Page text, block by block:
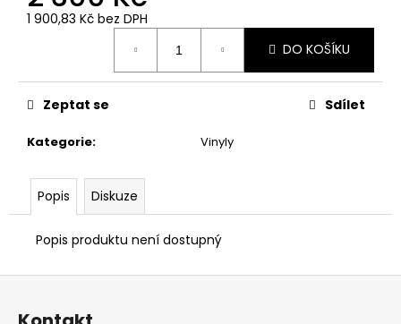
1 900,83 Kč bez DPH
DO KOŠÍKU
Kategorie: Vinyly
Zeptat se Sdílet
Popis Diskuze
Popis produktu není dostupný
Z